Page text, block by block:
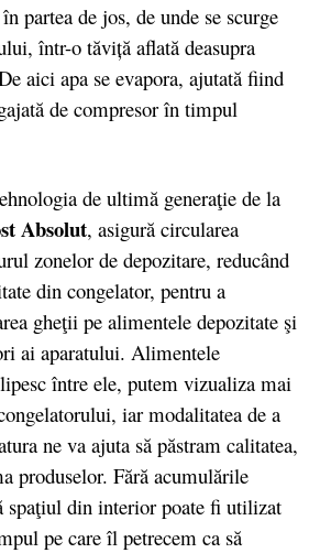
partea de jos, de unde se scurge
într-o tăviţă aflată deasupra
aici apa se evapora, ajutată fiind
de compresor în timpul
de ultimă generaţie de la
Absolut, asigură circularea
zonelor de depozitare, reducând
din congelator, pentru a
gheţii pe alimentele depozitate şi
ai aparatului. Alimentele
între ele, putem vizualiza mai
iar modalitatea de a
ne va ajuta să păstram calitatea,
produselor. Fără acumulările
spaţiul din interior poate fi utilizat
pe care îl petrecem ca să